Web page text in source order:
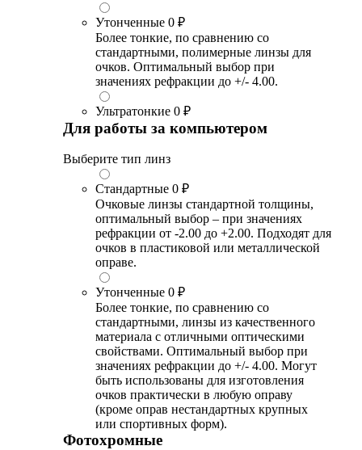
Утонченные 0 ₽
Более тонкие, по сравнению со
стандартными, полимерные линзы для
очков. Оптимальный выбор при
значениях рефракции до +/- 4.00.
Ультратонкие 0 ₽
Для работы за компьютером
Выберите тип линз
Стандартные 0 ₽
Очковые линзы стандартной толщины,
оптимальный выбор – при значениях
рефракции от -2.00 до +2.00. Подходят для
очков в пластиковой или металлической
оправе.
Утонченные 0 ₽
Более тонкие, по сравнению со
стандартными, линзы из качественного
материала с отличными оптическими
свойствами. Оптимальный выбор при
значениях рефракции до +/- 4.00. Могут
быть использованы для изготовления
очков практически в любую оправу
(кроме оправ нестандартных крупных
или спортивных форм).
Фотохромные